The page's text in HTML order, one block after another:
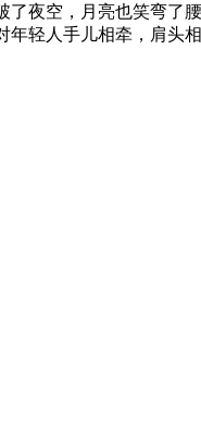
夜空，月亮也笑弯了
年轻人手儿相牵，肩